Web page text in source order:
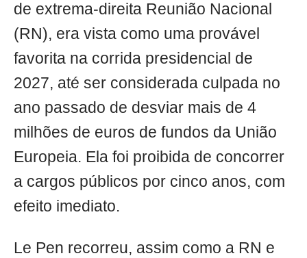
de extrema-direita Reunião Nacional
(RN), era vista como uma provável
favorita na corrida presidencial de
2027, até ser considerada culpada no
ano passado de desviar mais de 4
milhões de euros de fundos da União
Europeia. Ela foi proibida de concorrer
a cargos públicos por cinco anos, com
efeito imediato.
Le Pen recorreu, assim como a RN e